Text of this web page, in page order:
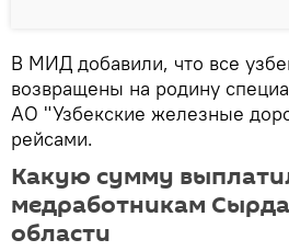
В МИД добавили, что все
возвращены на родину
АО "Узбекские железные
рейсами.
Какую сумму
медработникам
области